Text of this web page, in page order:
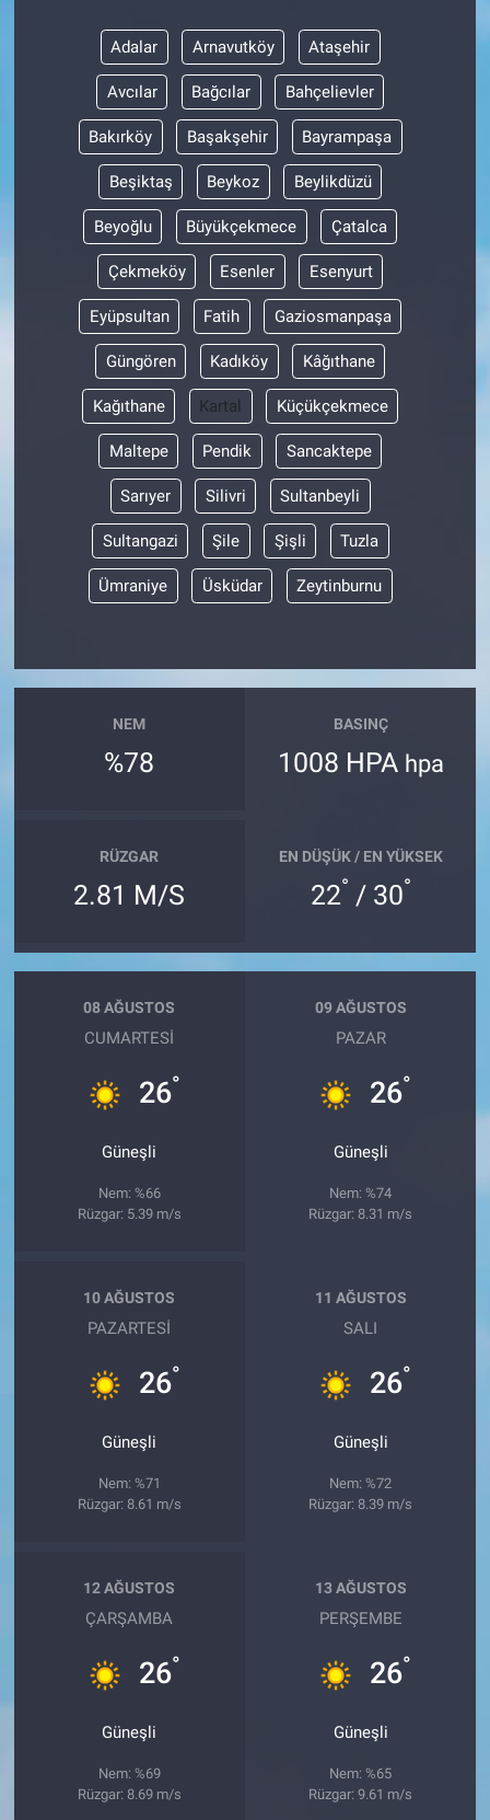
Adalar Arnavutköy Ataşehir
Avcılar Bağcılar Bahçelievler
Bakırköy Başakşehir Bayrampaşa
Beşiktaş Beykoz Beylikdüzü
Beyoğlu Büyükçekmece Çatalca
Çekmeköy Esenler Esenyurt
Eyüpsultan Fatih Gaziosmanpaşa
Güngören Kadıköy Kâğıthane
Kağıthane Kartal Küçükçekmece
Maltepe Pendik Sancaktepe
Sarıyer Silivri Sultanbeyli
Sultangazi Şile Şişli Tuzla
Ümraniye Üsküdar Zeytinburnu
NEM
%78
BASINÇ
1008 HPA hpa
RÜZGAR
2.81 M/S
EN DÜŞÜK / EN YÜKSEK
22° / 30°
08 AĞUSTOS
CUMARTESI
26°
Güneşli
Nem: %66
Rüzgar: 5.39 m/s
09 AĞUSTOS
PAZAR
26°
Güneşli
Nem: %74
Rüzgar: 8.31 m/s
10 AĞUSTOS
PAZARTESI
26°
Güneşli
Nem: %71
Rüzgar: 8.61 m/s
11 AĞUSTOS
SALI
26°
Güneşli
Nem: %72
Rüzgar: 8.39 m/s
12 AĞUSTOS
ÇARŞAMBA
26°
Güneşli
Nem: %69
Rüzgar: 8.69 m/s
13 AĞUSTOS
PERŞEMBE
26°
Güneşli
Nem: %65
Rüzgar: 9.61 m/s